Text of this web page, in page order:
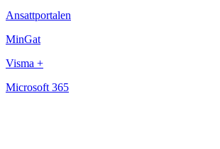
Ansattportalen
MinGat
Visma +
Microsoft 365